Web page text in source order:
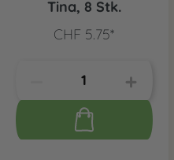
Tina, 8 Stk.
CHF 5.75*